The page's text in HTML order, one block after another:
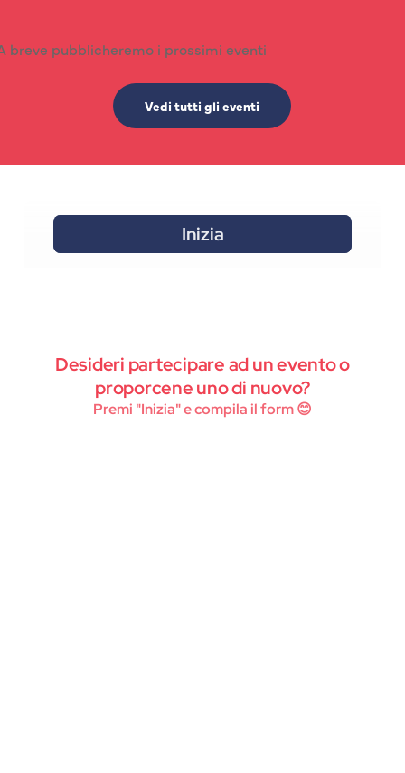
breve pubblicheremo i prossimi eventi
Vedi tutti gli eventi